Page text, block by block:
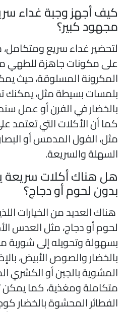
أجهز وجبة غداء
كبير؟
غداء سريع ومتكامل،
مكونات جاهزة للطهي
المسلوقة، حيث
بسيطة مثل، يمكنك
في الفرن أو عمل
أن الأكلات التي تعتمد على
الفول المدمس أو البصارة
والسريعة.
هناك أكلات سريعة
لحوم أو دجاج؟
العديد من الخيارات
أو دجاج، مثل العدس
وتحويله إلى شوربة
والصوص الأبيض،
بالجبن أو الكشري
ومغذية، كما يمكن
المحشوة بالخضار